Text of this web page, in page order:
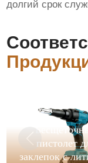
долгий срок
пистолет
заклепок с